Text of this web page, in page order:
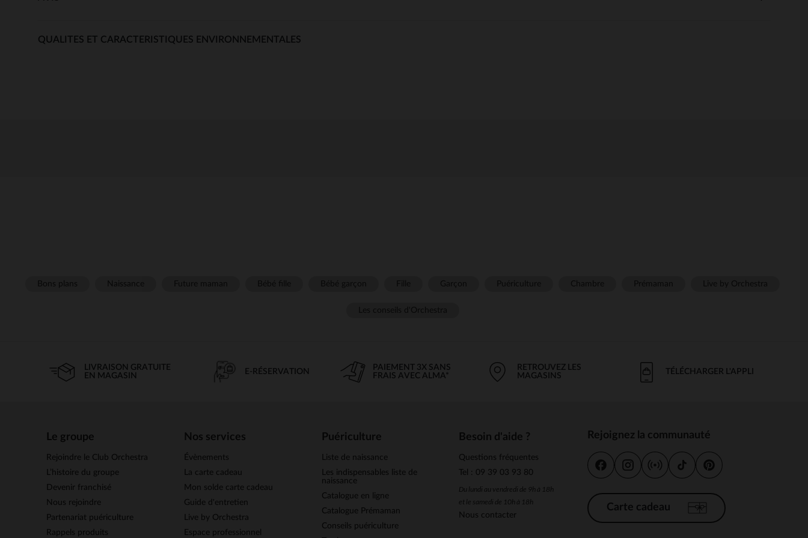
QUALITES ET CARACTERISTIQUES ENVIRONNEMENTALES
LIVRAISON GRATUITE
EN MAGASIN
E-RÉSERVATION
PAIEMENT 3X SANS
FRAIS AVEC ALMA*
RETROUVEZ LES
MAGASINS
TÉLÉCHARGER L'APPLI
Le groupe
Rejoindre le Club Orchestra
L’histoire du groupe
Devenir franchisé
Nous rejoindre
Partenariat puériculture
Rappels produits
Nos services
Évènements
La carte cadeau
Mon solde carte cadeau
Guide d'entretien
Live by Orchestra
Espace professionnel
Puériculture
Liste de naissance
Les indispensables liste de
naissance
Catalogue en ligne
Catalogue Prémaman
Conseils puériculture
Besoin d'aide ?
Questions fréquentes
Tel : 09 39 03 93 80
Du lundi au vendredi de 9h à 18h
et le samedi de 10h à 18h
Nous contacter
Rejoignez la communauté
Carte cadeau